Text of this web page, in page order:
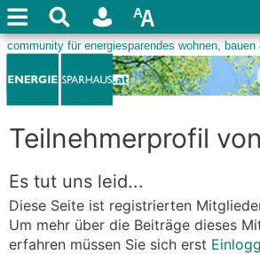
Teilnehmerprofil
Es tut uns leid...
Diese Seite ist registrierten
Um mehr über die Beiträge dieses
erfahren müssen Sie sich erst